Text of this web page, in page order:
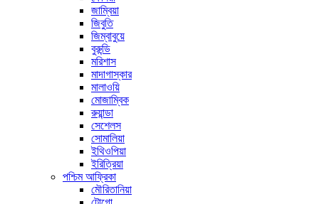
জাম্বিয়া
জিবুতি
জিম্বাবুয়ে
বুরুন্ডি
মরিশাস
মাদাগাস্কার
মালাওয়ি
মোজাম্বিক
রুয়ান্ডা
সেশেলস
সোমালিয়া
ইথিওপিয়া
ইরিত্রিয়া
পশ্চিম আফ্রিকা
মৌরিতানিয়া